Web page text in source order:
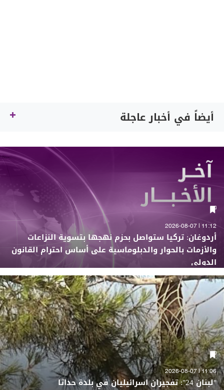
أيضاً في أخبار عاجلة
11:12 | 2026-08-07
أردوغان: تركيا ستواصل بحزم نهجها بتسوية النزاعات
والأزمات بالحوار والدبلوماسية على أساس احترام القانون
الدولي
11:06 | 2026-08-07
"لبنان 24": تفجيران اسرائيليان في بلدة حداثا